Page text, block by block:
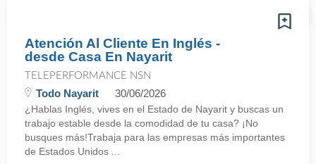
Atención Al Cliente En Inglés -
desde Casa En Nayarit
TELEPERFORMANCE NSN
Todo Nayarit 30/06/2026
¿Hablas Inglés, vives en el Estado de Nayarit y buscas un
trabajo estable desde la comodidad de tu casa? ¡No
busques más!Trabaja para las empresas más importantes
de Estados Unidos ...